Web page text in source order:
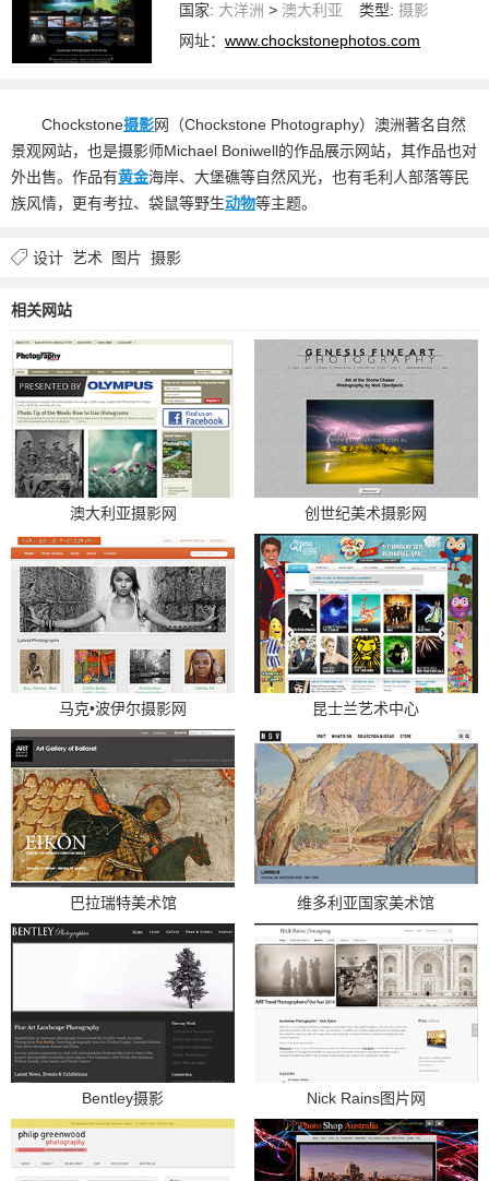
国家: 大洋洲 > 澳大利亚 类型: 摄影
网址：www.chockstonephotos.com
Chockstone摄影网（Chockstone Photography）澳洲著名自然
景观网站，也是摄影师Michael Boniwell的作品展示网站，其作品也对
外出售。作品有黄金海岸、大堡礁等自然风光，也有毛利人部落等民
族风情，更有考拉、袋鼠等野生动物等主题。
设计 艺术 图片 摄影
相关网站
澳大利亚摄影网 创世纪美术摄影网
马克•波伊尔摄影网 昆士兰艺术中心
巴拉瑞特美术馆 维多利亚国家美术馆
Bentley摄影 Nick Rains图片网